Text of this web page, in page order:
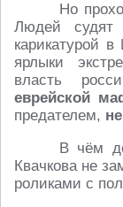
Но
Людей
карикатурой
ярлыки
власть
еврейской
предателем,
В чём
Квачкова не
роликами с